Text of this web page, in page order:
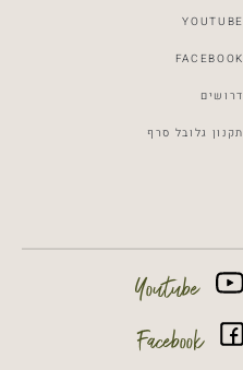
YOUTUBE
FACEBOOK
דרושים
תקנון גלובל סרף
Youtube
Facebook